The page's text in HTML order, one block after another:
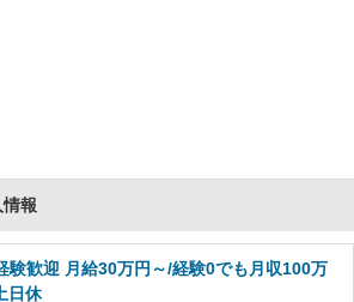
報
験歓迎 月給30万円～/経験0でも月収100万
日休